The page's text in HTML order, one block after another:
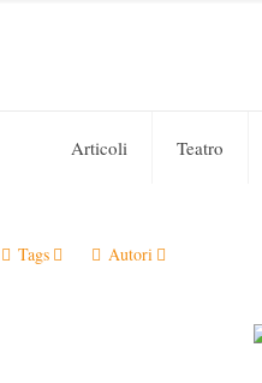
Articoli Teatro
Tags Autori